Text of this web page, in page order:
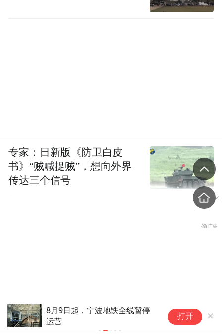
8月9日起，宁波地铁全线暂停
运营
打开
专家：日新版《防卫白皮
书》“贼喊捉贼”，想向外界
传达三个信号
“青海和兰州在抢一碗面？”